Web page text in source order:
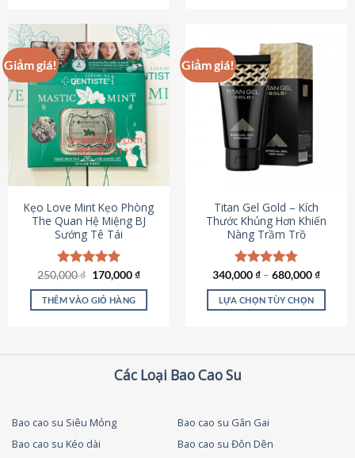
có
nhiều
biến
tùy
chọn
có
chọn
trên
trang
sản
phẩm
Giảm giá!
Kẹo Love Mint Kẹo Phòng
The Quan Hệ Miệng BJ
Sướng Tê Tái
Được xếp
hạng5.00
5 sao
250,000₫ Giá
là:
250,000 ₫.
170,000₫Giá
tại
THÊM VÀO GIỎ HÀNG
Giảm giá!
Titan Gel Gold – Kích
Thước Khủng Hơn Khiến
Nàng Trầm Trồ
Được xếp
hạng4.79
5 sao
340,000₫ – 680,000₫
LỰA CHỌN TÙY CHỌN
thể.
tùy
Các Loại Bao Cao Su
Bao cao su Siêu Mỏng
Bao cao su Gân Gai
Bao cao su Kéo dài
Bao cao su Đôn Dên